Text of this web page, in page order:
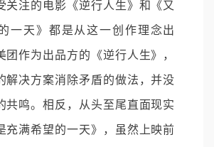
关注的电影《逆行人生》和《又
一天》都是从这一创作理念出
团作为出品方的《逆行人生》，
解决方案消除矛盾的做法，并没
共鸣。相反，从头至尾直面现实
充满希望的一天》，虽然上映前